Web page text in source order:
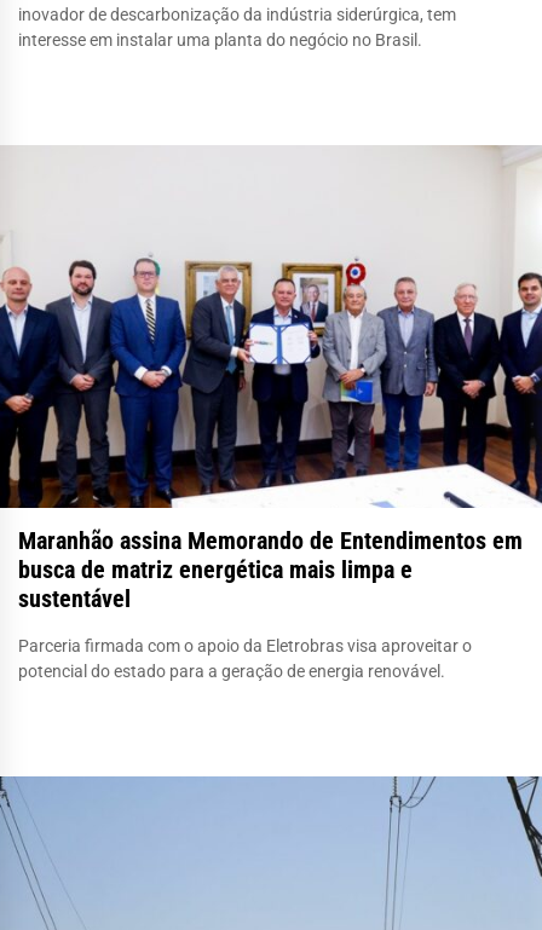
inovador de descarbonização da indústria siderúrgica, tem
interesse em instalar uma planta do negócio no Brasil.
Maranhão assina Memorando de Entendimentos em
busca de matriz energética mais limpa e
sustentável
Parceria firmada com o apoio da Eletrobras visa aproveitar o
potencial do estado para a geração de energia renovável.